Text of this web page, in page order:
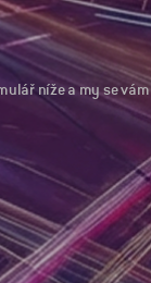
níže a my se vám